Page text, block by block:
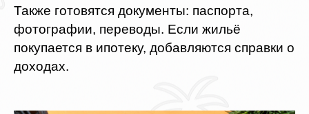
Также готовятся документы: паспорта,
фотографии, переводы. Если жильё
покупается в ипотеку, добавляются справки о
доходах.